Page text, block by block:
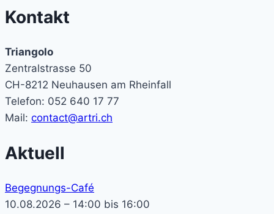
Kontakt
Triangolo
Zentralstrasse 50
CH-8212 Neuhausen am Rheinfall
Telefon: 052 640 17 77
Mail: contact@artri.ch
Aktuell
Begegnungs-Café
10.08.2026 – 14:00 bis 16:00